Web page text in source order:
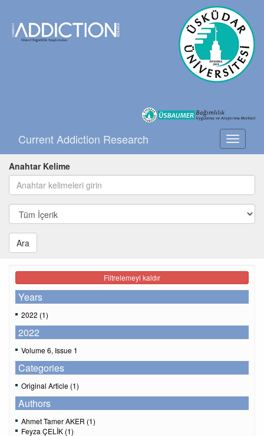
Toggle
Current Addiction Research
Anahtar Kelime
Ara
Filtrelemeyi kaldır
Years
2022 (1)
2022
Volume 6, Issue 1
Categories
Original Article (1)
Authors
Ahmet Tamer AKER (1)
Feyza ÇELİK (1)